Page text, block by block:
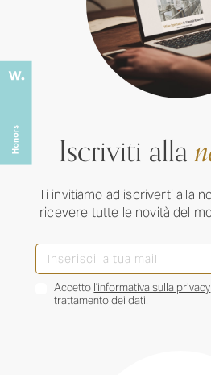
Iscriviti alla
Ti invitiamo ad iscriverti alla
ricevere tutte le novità del
Accetto l’informativa sulla privacy
trattamento dei dati.